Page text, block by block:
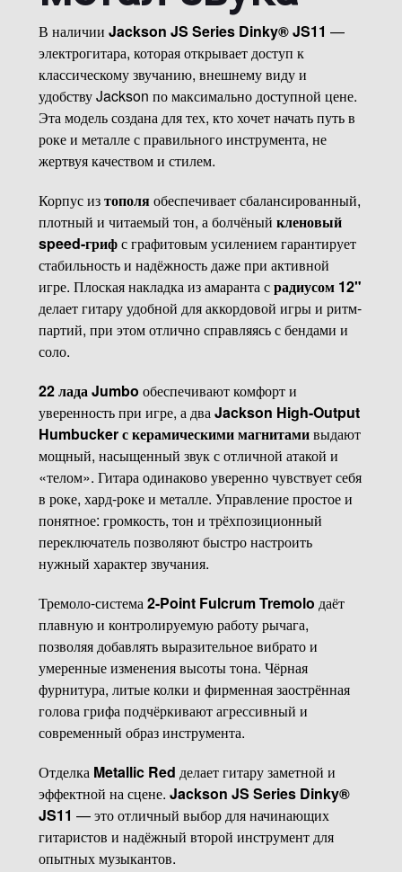
В наличии Jackson JS Series Dinky® JS11 —
электрогитара, которая открывает доступ к
классическому звучанию, внешнему виду и
удобству Jackson по максимально доступной цене.
Эта модель создана для тех, кто хочет начать путь в
роке и металле с правильного инструмента, не
жертвуя качеством и стилем.
Корпус изтополяобеспечивает сбалансированный,
плотный и читаемый тон, а болчёный кленовый
speed-грифс графитовым усилением гарантирует
стабильность и надёжность даже при активной
игре. Плоская накладка из амаранта срадиусом 12"
делает гитару удобной для аккордовой игры и ритм-
партий, при этом отлично справляясь с бендами и
соло.
22 лада Jumbo обеспечивают комфорт и
уверенность при игре, а дваJackson High-Output
Humbucker с керамическими магнитамивыдают
мощный, насыщенный звук с отличной атакой и
«телом». Гитара одинаково уверенно чувствует себя
в роке, хард-роке и металле. Управление простое и
понятное: громкость, тон и трёхпозиционный
переключатель позволяют быстро настроить
нужный характер звучания.
Тремоло-система2-Point Fulcrum Tremolo даёт
плавную и контролируемую работу рычага,
позволяя добавлять выразительное вибрато и
умеренные изменения высоты тона. Чёрная
фурнитура, литые колки и фирменная заострённая
голова грифа подчёркивают агрессивный и
современный образ инструмента.
Отделка Metallic Red делает гитару заметной и
эффектной на сцене. Jackson JS Series Dinky®
JS11 — это отличный выбор для начинающих
гитаристов и надёжный второй инструмент для
опытных музыкантов.